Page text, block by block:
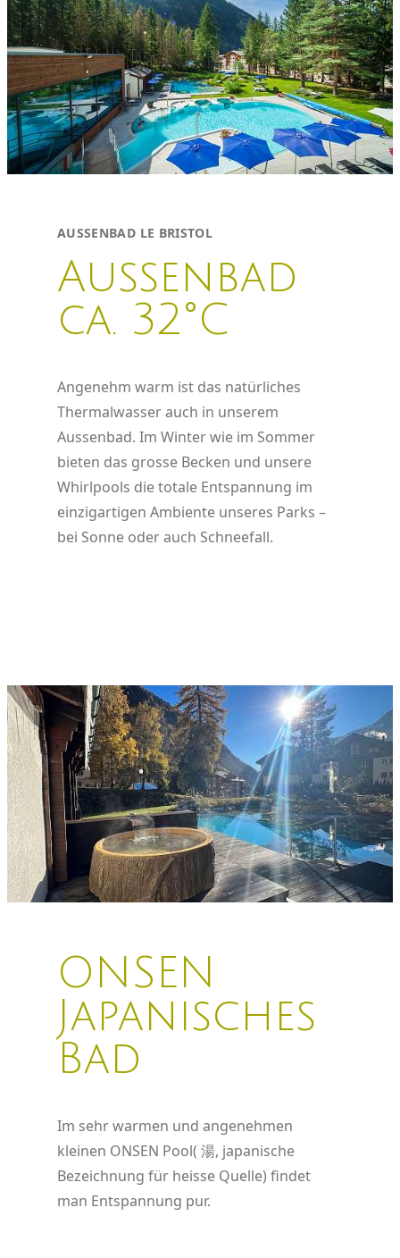
SEHEN, HÖREN UND GENUSS
VERFÜGBARKEIT PRÜFEN
AUSSENBAD LE BRISTOL
Aussenbad
ca. 32°C
Angenehm warm ist das natürliches
Thermalwasser auch in unserem
Aussenbad. Im Winter wie im Sommer
bieten das grosse Becken und unsere
Whirlpools die totale Entspannung im
einzigartigen Ambiente unseres Parks –
bei Sonne oder auch Schneefall.
ONSEN
Japanisches
Bad
Im sehr warmen und angenehmen
kleinen ONSEN Pool( 湯, japanische
Bezeichnung für heisse Quelle) findet
man Entspannung pur.